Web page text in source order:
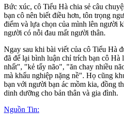
Bức xúc, cô Tiểu Hà chia sẻ câu
bạn cô nên biết điều hơn, tôn trọng
điểm và lựa chọn của mình lên người
người có nỗi đau mất người thân.
Ngay sau khi bài viết của cô Tiểu Hà
đã để lại bình luận chỉ trích bạn cô Hà
nhất", "kẻ tẩy não", "ăn chay nhiều
mà khẩu nghiệp nặng nề". Họ cũng
bạn với người bạn ác mồm kia, đồng
dinh dưỡng cho bản thân và gia đình.
Nguồn Tin: